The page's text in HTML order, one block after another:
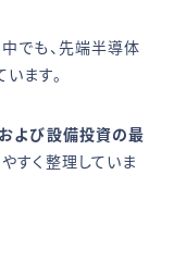
でも、先端半導体
ます。
よび設備投資の最
すく整理していま